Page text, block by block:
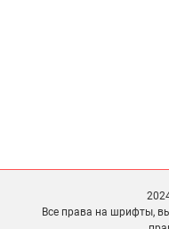
Все права на шрифты,